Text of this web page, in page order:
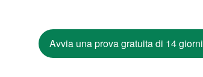
Avvia una prova gratuita di 14 giorni